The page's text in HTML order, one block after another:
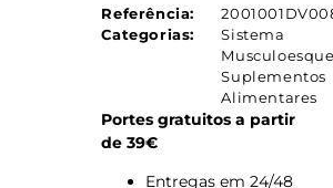
Referência:
Categorias:
Sistema
Suplementos
Alimentares
Portes gratuitos a partir
de 39€
Entregas em 24/48